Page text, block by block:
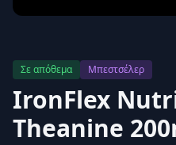
Σε απόθεμα Μπεστσέλερ
IronFlex
Theanine